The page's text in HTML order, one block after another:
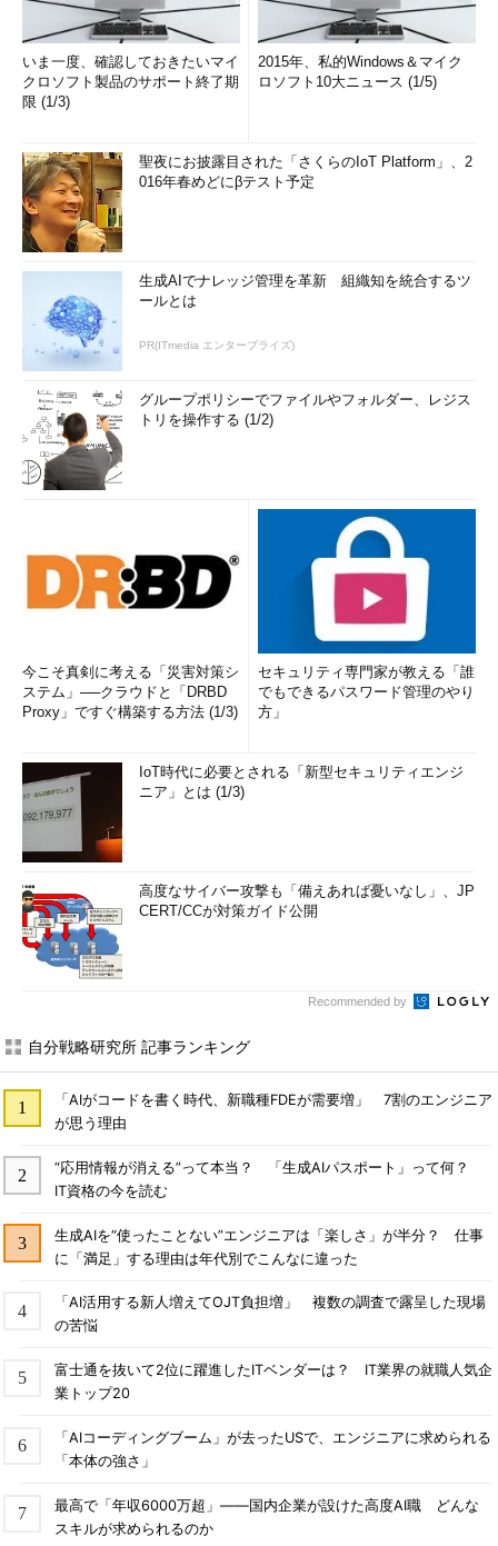
いま一度、確認しておきたいマイ
クロソフト製品のサポート終了期
限 (1/3)
2015年、私的Windows＆マイク
ロソフト10大ニュース (1/5)
聖夜にお披露目された「さくらのIoT Platform」、2
016年春めどにβテスト予定
生成AIでナレッジ管理を革新 組織知を統合するツ
ールとは
PR(ITmedia エンタープライズ)
グループポリシーでファイルやフォルダー、レジス
トリを操作する (1/2)
今こそ真剣に考える「災害対策シ
ステム」──クラウドと「DRBD
Proxy」ですぐ構築する方法 (1/3)
セキュリティ専門家が教える「誰
でもできるパスワード管理のやり
方」
IoT時代に必要とされる「新型セキュリティエンジ
ニア」とは (1/3)
高度なサイバー攻撃も「備えあれば憂いなし」、JP
CERT/CCが対策ガイド公開
Recommended by
自分戦略研究所 記事ランキング
「AIがコードを書く時代、新職種FDEが需要増」 7割のエンジニア
が思う理由
“応用情報が消える”って本当？ 「生成AIパスポート」って何？
IT資格の今を読む
生成AIを“使ったことない”エンジニアは「楽しさ」が半分？ 仕事
に「満足」する理由は年代別でこんなに違った
「AI活用する新人増えてOJT負担増」 複数の調査で露呈した現場
の苦悩
富士通を抜いて2位に躍進したITベンダーは？ IT業界の就職人気企
業トップ20
「AIコーディングブーム」が去ったUSで、エンジニアに求められる
「本体の強さ」
最高で「年収6000万超」――国内企業が設けた高度AI職 どんな
スキルが求められるのか